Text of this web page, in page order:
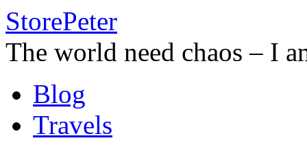
StorePeter
The world need chaos – I
to
contentBlog
Travels